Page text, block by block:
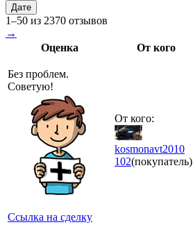
Дате
1–50 из 2370 отзывов
→
Оценка
От кого
Без проблем.
Советую!
Ссылка на сделку
От кого:
kosmonavt2010
102(покупатель)